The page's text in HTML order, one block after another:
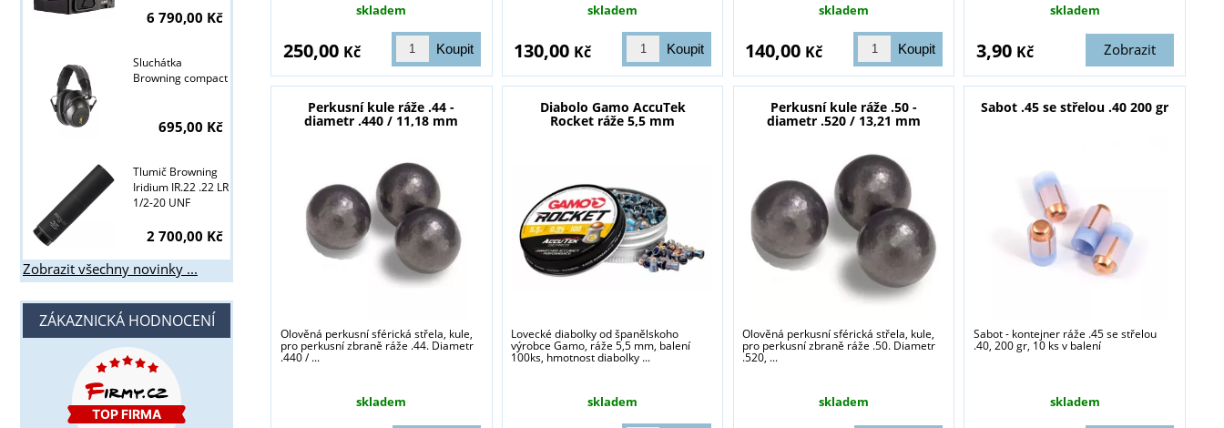
skladem
250,00 Kč
skladem
130,00 Kč
skladem
140,00 Kč
skladem
Zobrazit
3,90 Kč
Perkusní kule ráže .44 -
diametr .440 / 11,18 mm
Olověná perkusní sférická střela, kule,
pro perkusní zbraně ráže .44. Diametr
.440 / ...
skladem
Diabolo Gamo AccuTek
Rocket ráže 5,5 mm
Lovecké diabolky od španělskoho
výrobce Gamo, ráže 5,5 mm, balení
100ks, hmotnost diabolky ...
skladem
Perkusní kule ráže .50 -
diametr .520 / 13,21 mm
Olověná perkusní sférická střela, kule,
pro perkusní zbraně ráže .50. Diametr
.520, ...
skladem
Sabot .45 se střelou .40 200 gr
Sabot - kontejner ráže .45 se střelou
.40, 200 gr, 10 ks v balení
skladem
6 790,00 Kč
Sluchátka
Browning compact
695,00 Kč
Tlumič Browning
Iridium IR.22 .22 LR
1/2-20 UNF
2 700,00 Kč
Zobrazit všechny novinky ...
ZÁKAZNICKÁ HODNOCENÍ